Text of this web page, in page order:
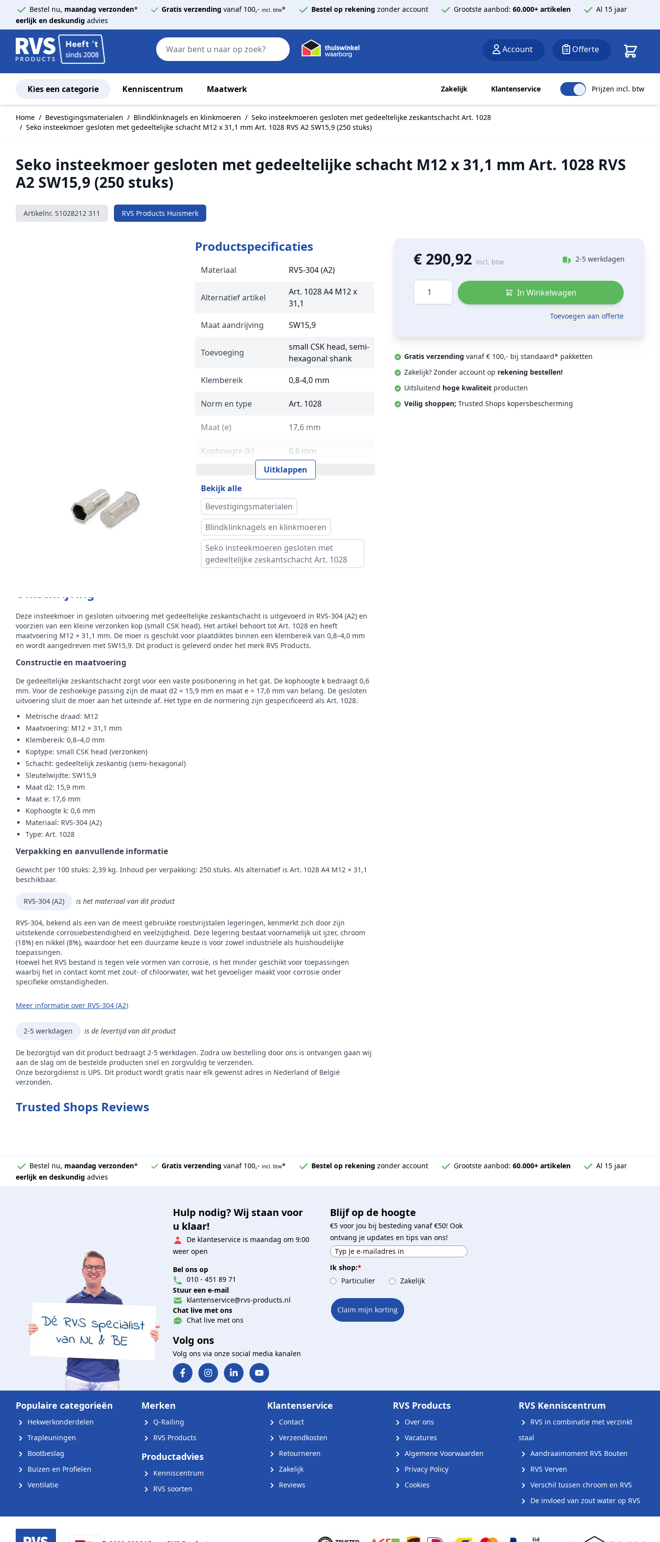
Bestel nu, maandag verzonden* Gratis verzending vanaf 100,- incl. btw* Bestel op rekening zonder account Grootste aanbod: 60.000+ artikelen
Al 15 jaar
eerlijk en deskundig advies
Zoek
Account Offerte
Kies een categorie Kenniscentrum Maatwerk Zakelijk Klantenservice Prijzen incl. btw
Home / Bevestigingsmaterialen / Blindklinknagels en klinkmoeren / Seko insteekmoeren gesloten met gedeeltelijke zeskantschacht Art. 1028
/ Seko insteekmoer gesloten met gedeeltelijke schacht M12 x 31,1 mm Art. 1028 RVS A2 SW15,9 (250 stuks)
Seko insteekmoer gesloten met gedeeltelijke schacht M12 x 31,1 mm Art. 1028 RVS
A2 SW15,9 (250 stuks)
Artikelnr. S1028212 311 RVS Products Huismerk
Productspecificaties
Materiaal RVS-304 (A2)
Alternatief artikel
Art. 1028 A4 M12 x
31,1
Maat aandrijving
SW15,9
Toevoeging
small CSK head, semi-
hexagonal shank
Klembereik
0,8-4,0 mm
Norm en type Art. 1028
Maat (e) 17,6 mm
Kophoogte (k) 0,6 mm
15,9 mm
Gewicht per 100
stuks
2,39 kg
Inhoud verpakking 250
Merk RVS Products
Uitklappen
Bekijk alle
Bevestigingsmaterialen
Blindklinknagels en klinkmoeren
Seko insteekmoeren gesloten met
gedeeltelijke zeskantschacht Art. 1028
Omschrijving
Deze insteekmoer in gesloten uitvoering met gedeeltelijke zeskantschacht is uitgevoerd in RVS‑304 (A2) en
voorzien van een kleine verzonken kop (small CSK head). Het artikel behoort tot Art. 1028 en heeft
maatvoering M12 × 31,1 mm. De moer is geschikt voor plaatdiktes binnen een klembereik van 0,8–4,0 mm
en wordt aangedreven met SW15,9. Dit product is geleverd onder het merk RVS Products.
Constructie en maatvoering
De gedeeltelijke zeskantschacht zorgt voor een vaste positionering in het gat. De kophoogte k bedraagt 0,6
mm. Voor de zeshoekige passing zijn de maat d2 = 15,9 mm en maat e = 17,6 mm van belang. De gesloten
uitvoering sluit de moer aan het uiteinde af. Het type en de normering zijn gespecificeerd als Art. 1028.
Metrische draad: M12
Maatvoering: M12 × 31,1 mm
Klembereik: 0,8–4,0 mm
Koptype: small CSK head (verzonken)
Schacht: gedeeltelijk zeskantig (semi‑hexagonal)
Sleutelwijdte: SW15,9
Maat d2: 15,9 mm
Maat e: 17,6 mm
Kophoogte k: 0,6 mm
Materiaal: RVS‑304 (A2)
Type: Art. 1028
Verpakking en aanvullende informatie
Gewicht per 100 stuks: 2,39 kg. Inhoud per verpakking: 250 stuks. Als alternatief is Art. 1028 A4 M12 × 31,1
beschikbaar.
RVS-304 (A2) is het materiaal van dit product
RVS-304, bekend als een van de meest gebruikte roestvrijstalen legeringen, kenmerkt zich door zijn
uitstekende corrosiebestendigheid en veelzijdigheid. Deze legering bestaat voornamelijk uit ijzer, chroom
(18%) en nikkel (8%), waardoor het een duurzame keuze is voor zowel industriële als huishoudelijke
toepassingen.
Hoewel het RVS bestand is tegen vele vormen van corrosie, is het minder geschikt voor toepassingen
waarbij het in contact komt met zout- of chloorwater, wat het gevoeliger maakt voor corrosie onder
specifieke omstandigheden.
Meer informatie over RVS-304 (A2)
2-5 werkdagen is de levertijd van dit product
De bezorgtijd van dit product bedraagt 2-5 werkdagen. Zodra uw bestelling door ons is ontvangen gaan wij
aan de slag om de bestelde producten snel en zorgvuldig te verzenden.
Onze bezorgdienst is UPS. Dit product wordt gratis naar elk gewenst adres in Nederland of België
verzonden.
Trusted Shops Reviews
€ 290,92 incl. btw 2-5 werkdagen
Aantal
In Winkelwagen
Toevoegen aan offerte
Gratis verzending vanaf € 100,- bij standaard* pakketten
Zakelijk? Zonder account op rekening bestellen!
Uitsluitend hoge kwaliteit producten
Veilig shoppen; Trusted Shops kopersbescherming
Bestel nu, maandag verzonden* Gratis verzending vanaf 100,- incl. btw* Bestel op rekening zonder account Grootste aanbod: 60.000+ artikelen
Al 15 jaar
eerlijk en deskundig advies
Hulp nodig? Wij staan voor
u klaar!
De klanteservice is maandag om 9:00
weer open
Bel ons op
010 - 451 89 71
Stuur een e-mail
klantenservice@rvs-products.nl
Chat live met ons
Chat live met ons
Volg ons
Volg ons via onze social media kanalen
Blijf op de hoogte
€5 voor jou bij besteding vanaf €50! Ook
ontvang je updates en tips van ons!
Ik shop:*
Particulier
Zakelijk
Claim mijn korting
Populaire categorieën
Hekwerkonderdelen
Trapleuningen
Bootbeslag
Buizen en Profielen
Ventilatie
Merken
Q-Railing
RVS Products
Productadvies
Kenniscentrum
RVS soorten
Klantenservice
Contact
Verzendkosten
Retourneren
Zakelijk
Reviews
RVS Products
Over ons
Vacatures
Algemene Voorwaarden
Privacy Policy
Cookies
RVS Kenniscentrum
RVS in combinatie met verzinkt
staal
Aandraaimoment RVS Bouten
RVS Verven
Verschil tussen chroom en RVS
De invloed van zout water op RVS